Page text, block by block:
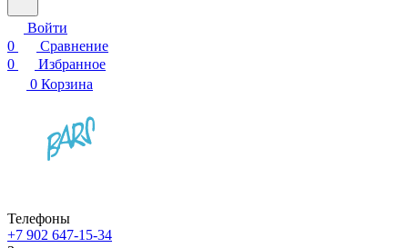
Войти
0
Сравнение
0
Избранное
0 Корзина
Телефоны
+7 902 647-15-34